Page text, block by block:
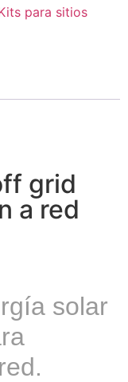
para sitios
grid
a red
solar